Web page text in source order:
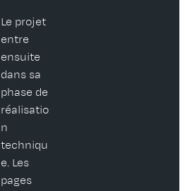
Le projet
entre
ensuite
dans sa
phase de
réalisatio
n
techniqu
e. Les
pages